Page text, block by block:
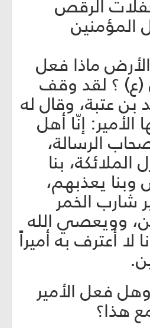
الرقص
المؤمنين
ماذا فعل
(ع) ؟ لقد وقف
بن عتبة، وقال له
الأمير: إنّا أهل
الرسالة،
الملائكة، بنا
وبنا يعذبهم،
شارب الخمر
وويعصي الله
لا أعترف به أميراً
فعل الأمير
هذا؟